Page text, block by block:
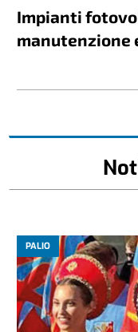
Impianti
manutenzione
PALIO